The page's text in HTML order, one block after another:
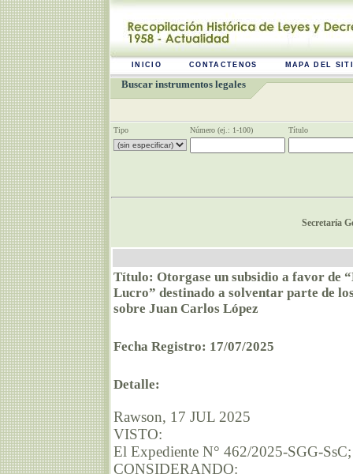
INICIO CONTACTENOS MAPA DEL
Buscar instrumentos legales
Tipo Número (ej.: 1-100) Título
Secretaría
Título: Otorgase un subsidio a favor de
Lucro” destinado a solventar parte de
sobre Juan Carlos López
Fecha Registro: 17/07/2025
Detalle:
Rawson, 17 JUL 2025
VISTO:
El Expediente N° 462/2025-SGG-
CONSIDERANDO: